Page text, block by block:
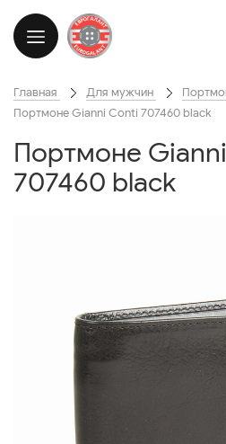
Главная Для мужчин
Портмоне Gianni Conti 707460 black
Портмоне
707460 black